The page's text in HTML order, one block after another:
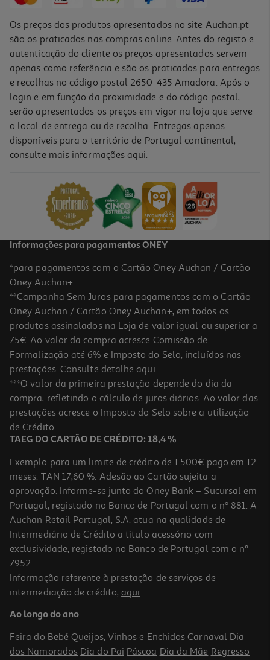
Os preços dos produtos apresentados no site Auchan.pt
são os praticados nas compras online. Antes do registo e
autenticação do cliente os preços apresentados servem
apenas como referência e são os praticados para entregas
e recolhas no código postal 2650-435 Amadora. Após o
login e em função da proximidade e do código postal,
serão apresentados os preços em vigor na loja que serve
o local de entrega ou de recolha. Entregas apenas
disponíveis para o território de Portugal continental,
consulte mais informações aqui.
Informações para pagamentos ONEY
*para pagamentos com o Cartão Oney Auchan / Cartão
Oney Auchan+.
**Campanha Sem Juros para pagamentos com o Cartão
Oney Auchan / Cartão Oney Auchan+, em todos os
produtos assinalados na Loja de valor igual ou superior a
75€. Ao valor da compra acresce Comissão de
Formalização até 6% e Imposto do Selo, incluídos nas
prestações. Consulte detalhe aqui.
***O valor da primeira prestação depende do dia da
compra, refletindo o cálculo de juros diários. Ao valor das
prestações acresce o Imposto do Selo sobre a utilização
de Crédito.
TAEG DO CARTÃO DE CRÉDITO: 18,4 %
Exemplo para um limite de crédito de 1.500€ pago em 12
meses. TAN 17,60 %. Adesão ao Cartão sujeita a
aprovação. Informe-se junto do Oney Bank – Sucursal em
Portugal, registado no Banco de Portugal com o nº 881. A
Auchan Retail Portugal, S.A. atua na qualidade de
Intermediário de Crédito a título acessório com
exclusividade, registado no Banco de Portugal com o nº
7952.
Informação referente à prestação de serviços de
intermediação de crédito, aqui.
Ao longo do ano
Feira do Bebé Queijos, Vinhos e Enchidos Carnaval Dia
dos Namorados Dia do Pai Páscoa Dia da Mãe Regresso